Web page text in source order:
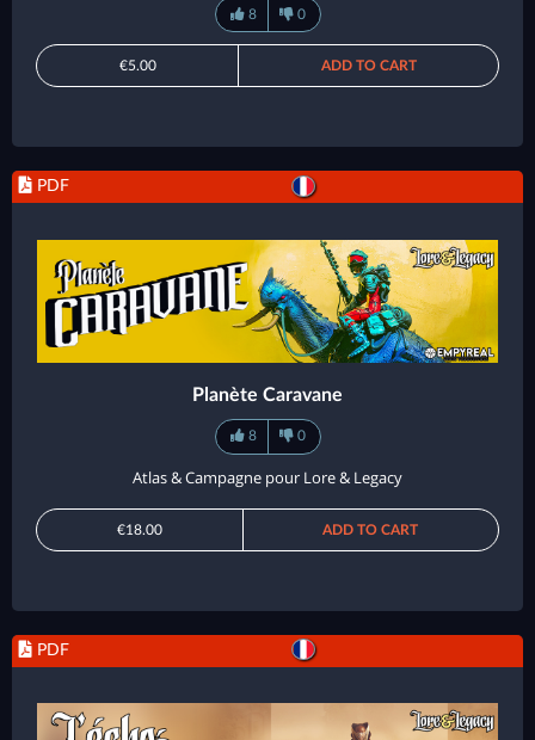
8 0
€5.00 ADD TO CART
PDF
Planète Caravane
8 0
Atlas & Campagne pour Lore & Legacy
€18.00 ADD TO CART
PDF